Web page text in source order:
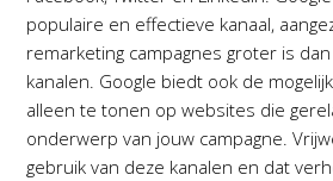
populaire en effectieve kanaal,
remarketing campagnes groter is
kanalen. Google biedt ook de
alleen te tonen op websites die
onderwerp van jouw campagne.
gebruik van deze kanalen en dat